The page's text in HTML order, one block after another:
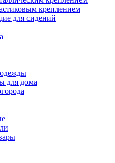
креплением
для сидений
для дома